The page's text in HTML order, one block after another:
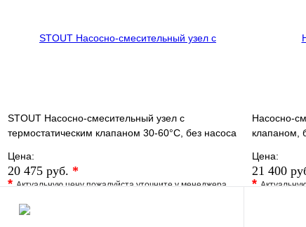
STOUT Насосно-смесительный узел с
термостатическим клапаном 30-60°C, без насоса
Цена:
20 475 руб. *
*Актуальную цену пожалуйста уточните у менеджера
В избранное
Насосно-
клапаном,
Цена:
21 400
*